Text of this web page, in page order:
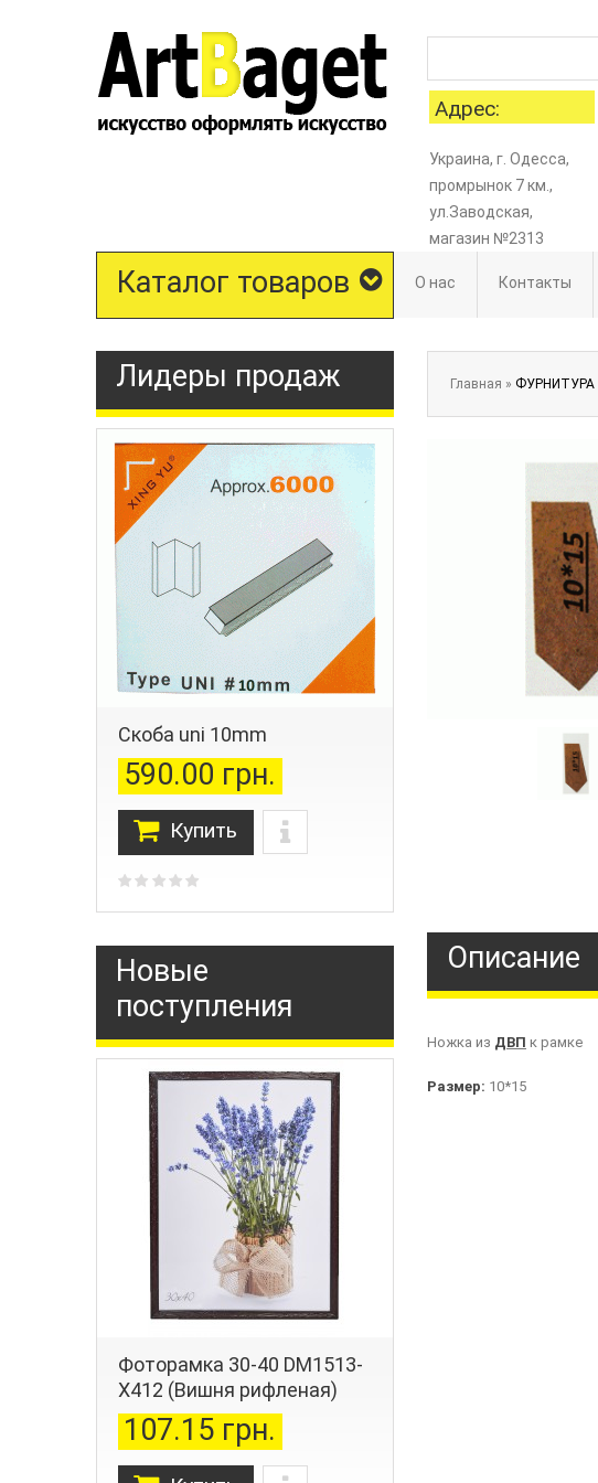
Адрес:
Украина, г. Одесса,
промрынок 7 км.,
ул.Заводская,
магазин №2313
Каталог товаров О нас Контакты
Лидеры продаж
Скоба uni 10mm
590.00 грн.
Купить
Новые
поступления
Фоторамка 30-40 DM1513-
X412 (Вишня рифленая)
107.15 грн.
Главная » ФУРНИТУРА
Описание
Ножка из ДВП к рамке
Размер: 10*15